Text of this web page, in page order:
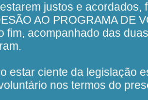
justos e
AO PROGRAMA DE
fim, acompanhado das
estar ciente da legislação
nos termos do